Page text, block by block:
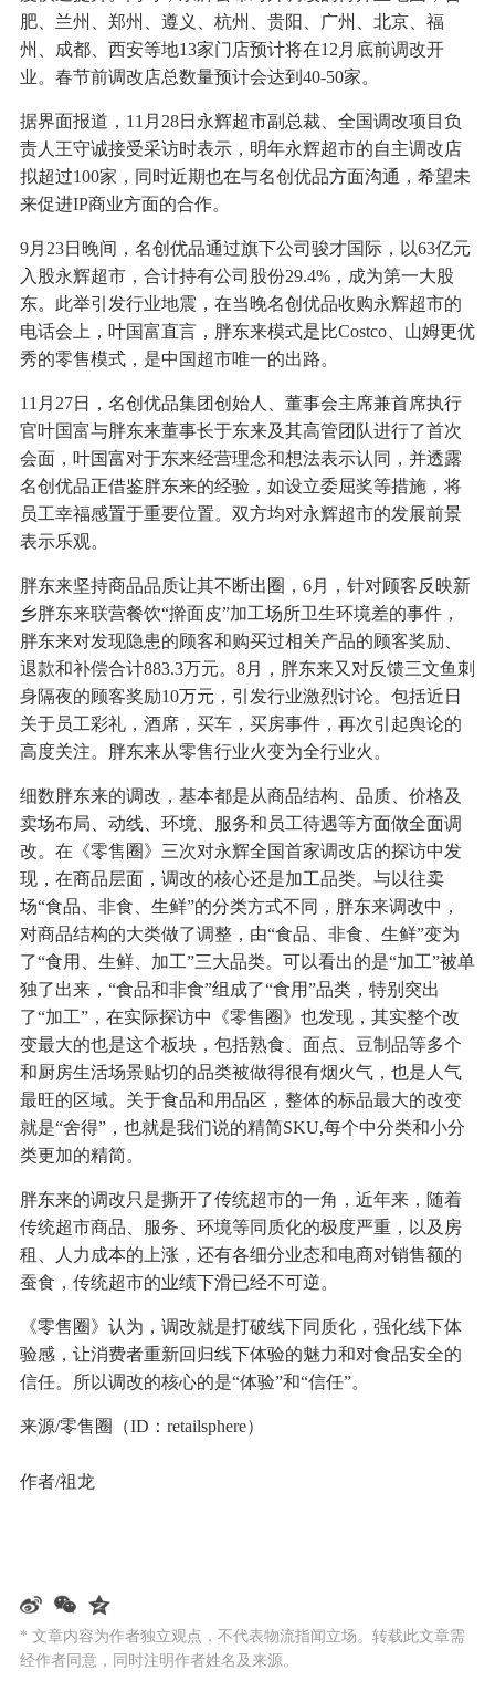
肥、兰州、郑州、遵义、杭州、贵阳、广州、北京、福
州、成都、西安等地13家门店预计将在12月底前调改开
业。春节前调改店总数量预计会达到40-50家。
据界面报道，11月28日永辉超市副总裁、全国调改项目负
责人王守诚接受采访时表示，明年永辉超市的自主调改店
拟超过100家，同时近期也在与名创优品方面沟通，希望未
来促进IP商业方面的合作。
9月23日晚间，名创优品通过旗下公司骏才国际，以63亿元
入股永辉超市，合计持有公司股份29.4%，成为第一大股
东。此举引发行业地震，在当晚名创优品收购永辉超市的
电话会上，叶国富直言，胖东来模式是比Costco、山姆更优
秀的零售模式，是中国超市唯一的出路。
11月27日，名创优品集团创始人、董事会主席兼首席执行
官叶国富与胖东来董事长于东来及其高管团队进行了首次
会面，叶国富对于东来经营理念和想法表示认同，并透露
名创优品正借鉴胖东来的经验，如设立委屈奖等措施，将
员工幸福感置于重要位置。双方均对永辉超市的发展前景
表示乐观。
胖东来坚持商品品质让其不断出圈，6月，针对顾客反映新
乡胖东来联营餐饮“擀面皮”加工场所卫生环境差的事件，
胖东来对发现隐患的顾客和购买过相关产品的顾客奖励、
退款和补偿合计883.3万元。8月，胖东来又对反馈三文鱼刺
身隔夜的顾客奖励10万元，引发行业激烈讨论。包括近日
关于员工彩礼，酒席，买车，买房事件，再次引起舆论的
高度关注。胖东来从零售行业火变为全行业火。
细数胖东来的调改，基本都是从商品结构、品质、价格及
卖场布局、动线、环境、服务和员工待遇等方面做全面调
改。在《零售圈》三次对永辉全国首家调改店的探访中发
现，在商品层面，调改的核心还是加工品类。与以往卖
场“食品、非食、生鲜”的分类方式不同，胖东来调改中，
对商品结构的大类做了调整，由“食品、非食、生鲜”变为
了“食用、生鲜、加工”三大品类。可以看出的是“加工”被单
独了出来，“食品和非食”组成了“食用”品类，特别突出
了“加工”，在实际探访中《零售圈》也发现，其实整个改
变最大的也是这个板块，包括熟食、面点、豆制品等多个
和厨房生活场景贴切的品类被做得很有烟火气，也是人气
最旺的区域。关于食品和用品区，整体的标品最大的改变
就是“舍得”，也就是我们说的精简SKU,每个中分类和小分
类更加的精简。
胖东来的调改只是撕开了传统超市的一角，近年来，随着
传统超市商品、服务、环境等同质化的极度严重，以及房
租、人力成本的上涨，还有各细分业态和电商对销售额的
蚕食，传统超市的业绩下滑已经不可逆。
《零售圈》认为，调改就是打破线下同质化，强化线下体
验感，让消费者重新回归线下体验的魅力和对食品安全的
信任。所以调改的核心的是“体验”和“信任”。
来源/零售圈（ID：retailsphere）
作者/祖龙
* 文章内容为作者独立观点，不代表物流指闻立场。转载此文章需
经作者同意，同时注明作者姓名及来源。